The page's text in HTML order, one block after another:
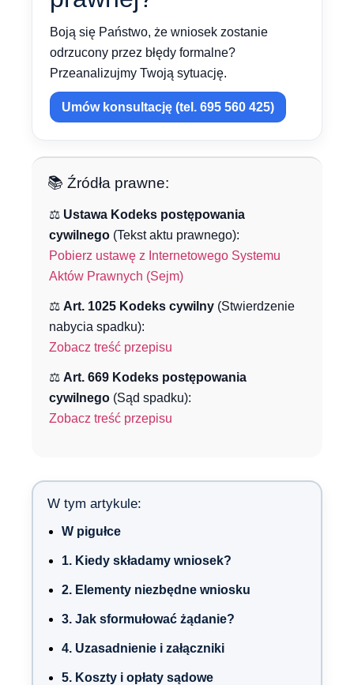
Boją się Państwo, że wniosek zostanie
odrzucony przez błędy formalne?
Przeanalizujmy Twoją sytuację.
Umów konsultację (tel. 695 560 425)
📚 Źródła prawne:
⚖️ Ustawa Kodeks postępowania
cywilnego (Tekst aktu prawnego):
Pobierz ustawę z Internetowego Systemu
Aktów Prawnych (Sejm)
⚖️ Art. 1025 Kodeks cywilny (Stwierdzenie
nabycia spadku):
Zobacz treść przepisu
⚖️ Art. 669 Kodeks postępowania
cywilnego (Sąd spadku):
Zobacz treść przepisu
W tym artykule:
W pigułce
1. Kiedy składamy wniosek?
2. Elementy niezbędne wniosku
3. Jak sformułować żądanie?
4. Uzasadnienie i załączniki
5. Koszty i opłaty sądowe